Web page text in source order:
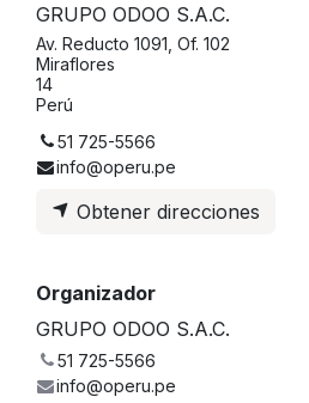
GRUPO ODOO S.A.C.
Av. Reducto 1091, Of. 102
Miraflores
14
Perú
51 725-5566
info@operu.pe
Obtener direcciones
Organizador
GRUPO ODOO S.A.C.
51 725-5566
info@operu.pe